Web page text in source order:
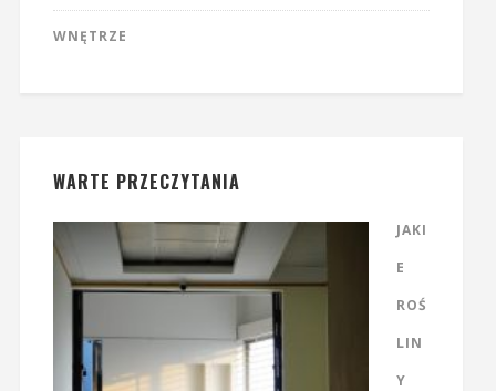
WNĘTRZE
WARTE PRZECZYTANIA
JAKI
E
ROŚ
LIN
Y